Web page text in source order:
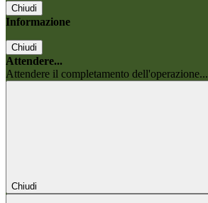
Chiudi
Informazione
Chiudi
Attendere...
Attendere il completamento dell'operazione...
Chiudi